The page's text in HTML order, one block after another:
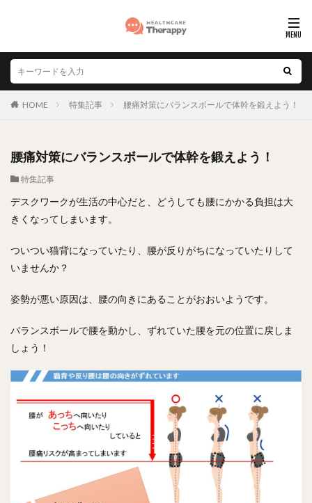
HOME 特集記事 腰痛対策にバランスボールで体幹を鍛えよう！
腰痛対策にバランスボールで体幹を鍛えよう！
特集記事
デスクワークが生活の中心だと、どうしても腰にかかる負担は大
きくなってしまいます。
ついつい猫背になっていたり、腰が反りがちになっていたりして
いませんか？
姿勢が悪い原因は、腰の向きにあることがおおいようです。
バランスボールで腰を動かし、ずれていた腰を元の位置に戻しま
しょう！